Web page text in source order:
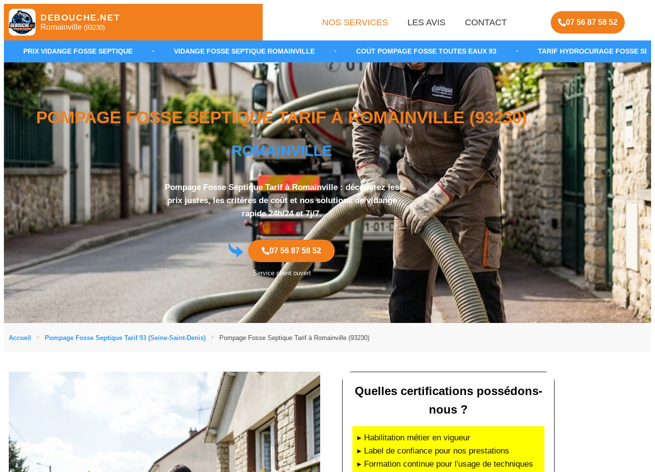
DEBOUCHE.NET
Romainville (93230)
NOS SERVICES LES AVIS CONTACT 07 56 87 58 52
FOSSE SEPTIQUE • VIDANGE FOSSE SEPTIQUE ROMAINVILLE • COÛT POMPAGE FOSSE TOUTES EAUX 93 • TARIF HYDROCURAGE FOSSE SEPTIQUE •
POMPAGE FOSSE SEPTIQUE TARIF À ROMAINVILLE (93230)
ROMAINVILLE
Pompage Fosse Septique Tarif à Romainville : découvrez les
prix justes, les critères de coût et nos solutions de vidange
rapide 24h/24 et 7j/7.
07 56 87 58 52
Service client ouvert
Accueil Pompage Fosse Septique Tarif 93 (Seine-Saint-Denis) Pompage Fosse Septique Tarif à Romainville (93230)
Quelles certifications possédons-
nous ?
▸ Habilitation métier en vigueur
▸ Label de confiance pour nos prestations
▸ Formation continue pour l'usage de techniques